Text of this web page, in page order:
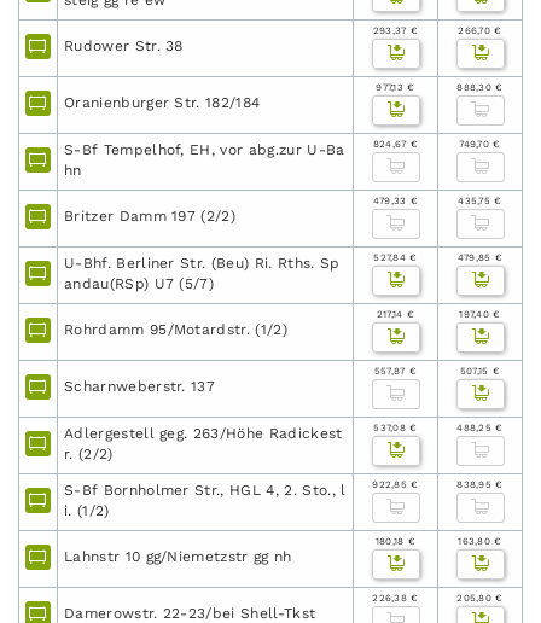
Rudower Str. 38
293,37 € 266,70 €
Oranienburger Str. 182/184
977,13 € 888,30 €
S-Bf Tempelhof, EH, vor abg.zur U-Ba
hn
824,67 € 749,70 €
Britzer Damm 197 (2/2)
479,33 € 435,75 €
U-Bhf. Berliner Str. (Beu) Ri. Rths. Sp
andau(RSp) U7 (5/7)
527,84 € 479,85 €
Rohrdamm 95/Motardstr. (1/2)
217,14 € 197,40 €
Scharnweberstr. 137
557,87 € 507,15 €
Adlergestell geg. 263/Höhe Radickest
r. (2/2)
537,08 € 488,25 €
S-Bf Bornholmer Str., HGL 4, 2. Sto., l
i. (1/2)
922,85 € 838,95 €
Lahnstr 10 gg/Niemetzstr gg nh
180,18 € 163,80 €
Damerowstr. 22-23/bei Shell-Tkst
226,38 € 205,80 €